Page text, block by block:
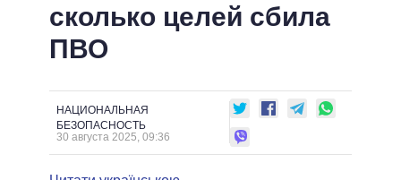
ОБЗОРЫ
ДАЙДЖЕСТЫ
ПРЕЗИДЕНТ И ОФИС
ВЕРХОВНАЯ РАДА
ГЛАВЫ ОБЛАДМИНИСТРАЦИЙ
МЭРЫ
ВСЕ ПЕРСОНЫ
ВИДЕО
СРАВНЕНИЕ ПОЛИТИКОВ
сколько целей сбила
ПВО
НАЦИОНАЛЬНАЯ
БЕЗОПАСНОСТЬ
30 августа 2025, 09:36